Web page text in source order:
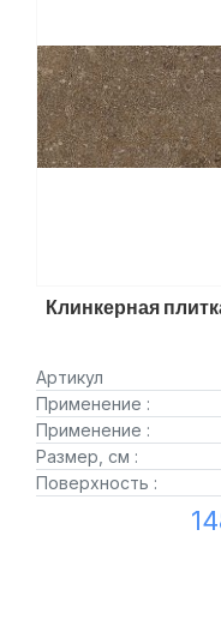
Клинкерная
Артикул
Применение :
Применение :
Размер, см :
Поверхность :